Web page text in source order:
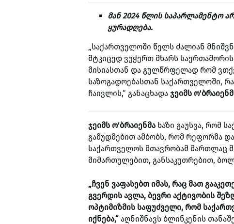
მან 2024 წლის საპარლამენტო
ყურადღება.
„საქართველოში წელს ძალიან
მტკიცედ ვუჭერთ მხარს
მისიასთან და გულწრფელად რომ
საზოგადოებასთან საქართველოში,
ჩაივლის,“ განაცხადა ჯეიმს
ჯეიმს ო'ბრაიენმა ხაზი გაუსვა, რომ
გამუდმებით ამბობს, რომ რეფორმა
საქართველოს მთავრობამ მართლაც
მიმართულებით, განსაკუთრებით,
„ჩვენ ვაფასებთ იმას, რაც მათ
გვერდის ავლა, ბევრი აქტივობის
ოპტიმიზმის საფუძველი, რომ
იქნება,“ აღნიშნავს ბლინკენის